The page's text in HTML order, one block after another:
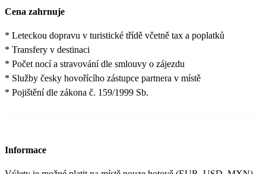
Cena zahrnuje
* Leteckou dopravu v turistické třídě včetně tax a poplatků
* Transfery v destinaci
* Počet nocí a stravování dle smlouvy o zájezdu
* Služby česky hovořícího zástupce partnera v místě
* Pojištění dle zákona č. 159/1999 Sb.
Informace